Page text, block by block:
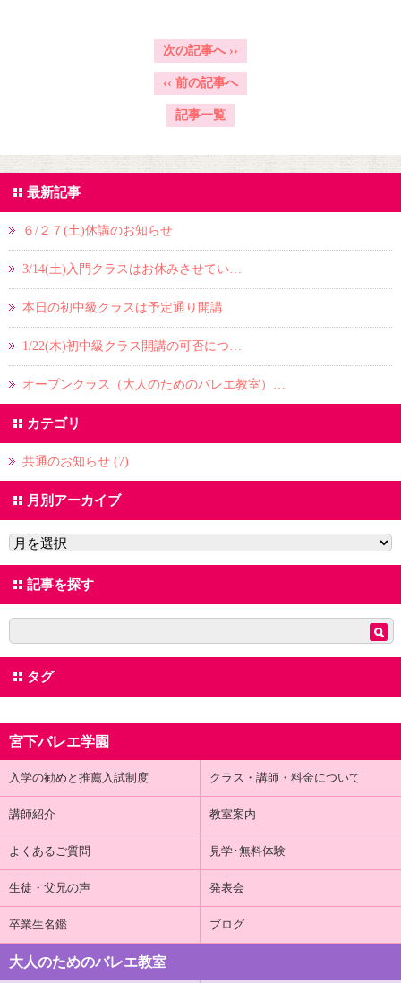
次の記事へ ››
‹‹ 前の記事へ
記事一覧
最新記事
６/２７(土)休講のお知らせ
3/14(土)入門クラスはお休みさせてい…
本日の初中級クラスは予定通り開講
1/22(木)初中級クラス開講の可否につ…
オープンクラス（大人のためのバレエ教室）…
カテゴリ
共通のお知らせ (7)
月別アーカイブ
記事を探す
タグ
宮下バレエ学園
入学の勧めと推薦入試制度 クラス・講師・料金について
講師紹介 教室案内
よくあるご質問 見学･無料体験
生徒・父兄の声 発表会
卒業生名鑑 ブログ
大人のためのバレエ教室